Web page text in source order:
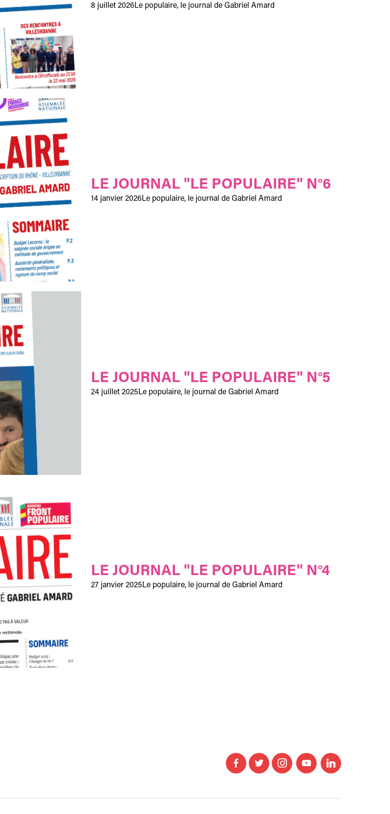
8 juillet 2026 Le populaire, le journal de Gabriel Amard
LE JOURNAL "LE POPULAIRE" N°6
14 janvier 2026Le populaire, le journal de Gabriel Amard
LE JOURNAL "LE POPULAIRE" N°5
24 juillet 2025 Le populaire, le journal de Gabriel Amard
LE JOURNAL "LE POPULAIRE" N°4
27 janvier 2025 Le populaire, le journal de Gabriel Amard